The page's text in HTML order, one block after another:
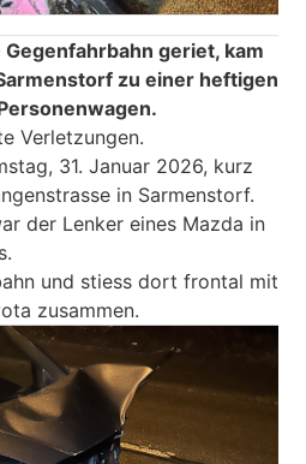
geriet, kam
zu einer heftigen
Verletzungen.
31. Januar 2026, kurz
in Sarmenstorf.
der Lenker eines Mazda in
und stiess dort frontal mit
zusammen.